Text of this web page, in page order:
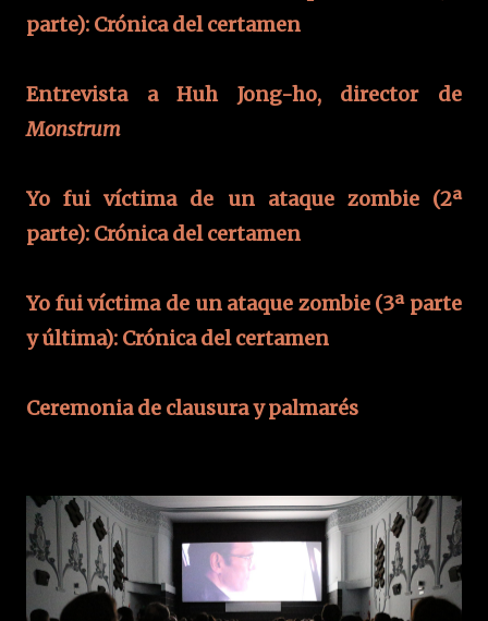
parte): Crónica del certamen
Entrevista a Huh Jong-ho, director de
Monstrum
Yo fui víctima de un ataque zombie (2ª
parte): Crónica del certamen
Yo fui víctima de un ataque zombie (3ª parte
y última): Crónica del certamen
Ceremonia de clausura y palmarés